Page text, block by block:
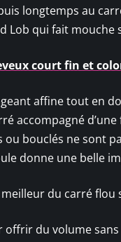
longtemps au
Lob qui fait mouche
court fin et
affine tout en
accompagné
ou bouclés ne sont
donne une belle
du carré flou
offrir du volume